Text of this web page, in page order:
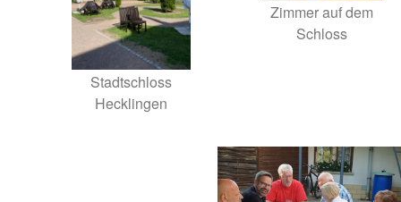
Stadtschloss
Hecklingen
Zimmer auf dem
Schloss